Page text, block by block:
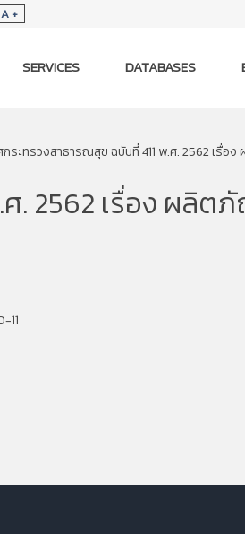
A +
SERVICES DATABASES
กระทรวงสาธารณสุข ฉบับที่ 411 พ.ศ. 2562 เรื่อ
. 2562 เรื่อง ผลิต
11